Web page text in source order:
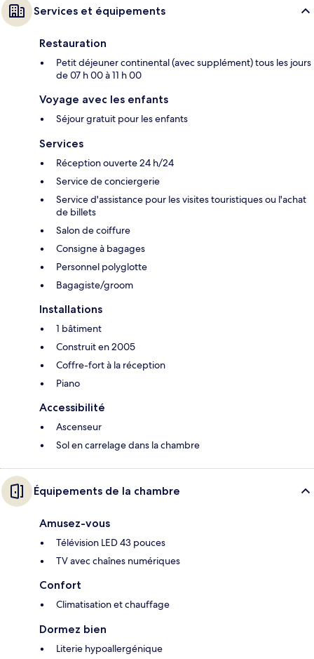
Services et équipements
Restauration
Petit déjeuner continental (avec supplément) tous les jours
de 07 h 00 à 11 h 00
Voyage avec les enfants
Séjour gratuit pour les enfants
Services
Réception ouverte 24 h/24
Service de conciergerie
Service d'assistance pour les visites touristiques ou l'achat
de billets
Salon de coiffure
Consigne à bagages
Personnel polyglotte
Bagagiste/groom
Installations
1 bâtiment
Construit en 2005
Coffre-fort à la réception
Piano
Accessibilité
Ascenseur
Sol en carrelage dans la chambre
Équipements de la chambre
Amusez-vous
Télévision LED 43 pouces
TV avec chaînes numériques
Confort
Climatisation et chauffage
Dormez bien
Literie hypoallergénique